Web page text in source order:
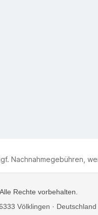
Nachnahmegebühren,
Rechte vorbehalten.
Völklingen · Deutschland